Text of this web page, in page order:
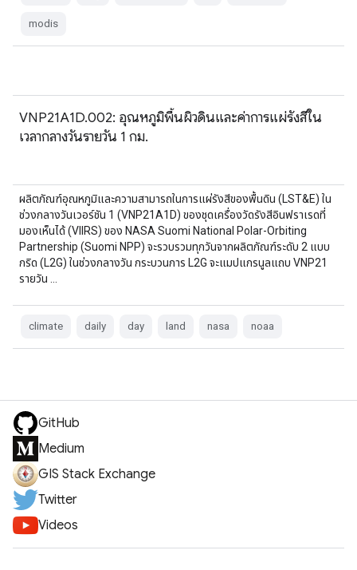
modis
VNP21A1D.002: อุณหภูมิพื้นผิวดินและค่าการแผ่รังสีใน
เวลากลางวันรายวัน 1 กม.
ผลิตภัณฑ์อุณหภูมิและความสามารถในการแผ่รังสีของพื้นดิน (LST&E) ใน
ช่วงกลางวันเวอร์ชัน 1 (VNP21A1D) ของชุดเครื่องวัดรังสีอินฟราเรดที่
มองเห็นได้ (VIIRS) ของ NASA Suomi National Polar-Orbiting
Partnership (Suomi NPP) จะรวบรวมทุกวันจากผลิตภัณฑ์ระดับ 2 แบบ
กริด (L2G) ในช่วงกลางวัน กระบวนการ L2G จะแมปแกรนูลแถบ VNP21
รายวัน …
climate daily day land nasa noaa
GitHub
Medium
GIS Stack Exchange
Twitter
Videos